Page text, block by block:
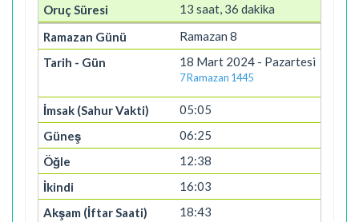
13 saat, 36 dakika
Ramazan 8
18 Mart 2024 - Pazartesi
7 Ramazan 1445
05:05
06:25
12:38
16:03
18:43